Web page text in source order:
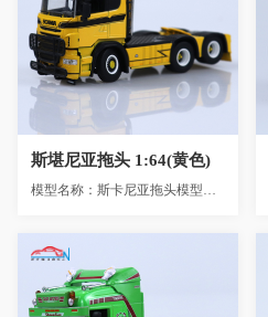
斯堪尼亚拖头 1:64(黄色)
模型名称：斯卡尼亚拖头模型比例：1:64模型材质：锌合金+ABS+PVC+GP模型颜色：黄色模型尺寸...
斯堪尼亚拖头 1:64(黄
色)